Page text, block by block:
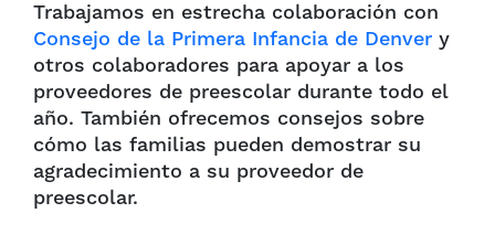
Trabajamos en estrecha colaboración con
Consejo de la Primera Infancia de Denver y
otros colaboradores para apoyar a los
proveedores de preescolar durante todo el
año. También ofrecemos consejos sobre
cómo las familias pueden demostrar su
agradecimiento a su proveedor de
preescolar.